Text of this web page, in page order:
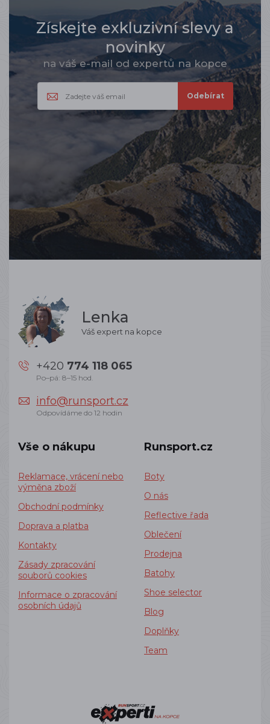
Získejte exkluzivní slevy a
novinky
na váš e-mail od expertů na kopce
Lenka
Váš expert na kopce
+420 774 118 065
Po–pá: 8–15 hod.
info@runsport.cz
Odpovídáme do 12 hodin
Vše o nákupu
Reklamace, vrácení nebo
výměna zboží
Obchodní podmínky
Doprava a platba
Kontakty
Zásady zpracování
souborů cookies
Informace o zpracování
osobních údajů
Runsport.cz
Boty
O nás
Reflective řada
Oblečení
Prodejna
Batohy
Shoe selector
Blog
Doplňky
Team